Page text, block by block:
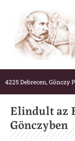
4225 Debrecen, Gönczy
Elindult az
Gönczyben